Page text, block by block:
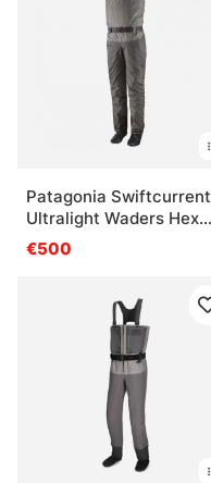
Patagonia Swiftcurrent
Ultralight Waders Hex
Grey
€500